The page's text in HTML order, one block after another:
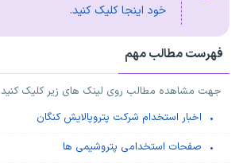
خود اینجا کلیک کنید.
فهرست مطالب مهم
جهت مشاهده مطالب روی لینک های زیر کلیک کنید
اخبار استخدام شرکت پتروپالایش کنگان
صفحات استخدامی پتروشیمی ها